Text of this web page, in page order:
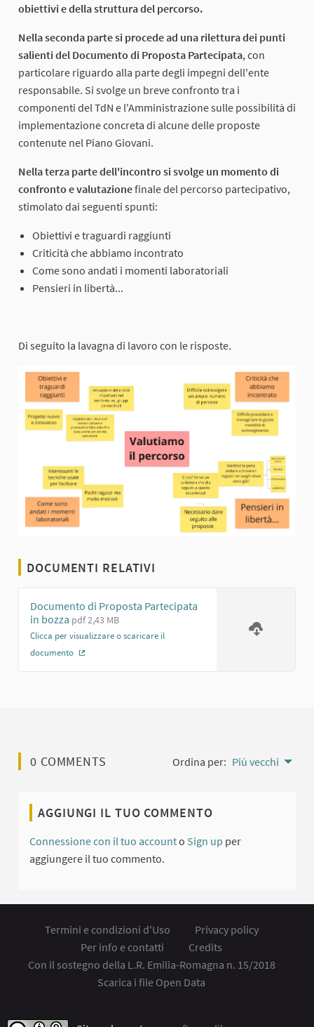
obiettivi e della struttura del percorso.
Nella seconda parte si procede ad una rilettura dei punti
salienti del Documento di Proposta Partecipata, con
particolare riguardo alla parte degli impegni dell'ente
responsabile. Si svolge un breve confronto tra i
componenti del TdN e l'Amministrazione sulle possibilità di
implementazione concreta di alcune delle proposte
contenute nel Piano Giovani.
Nella terza parte dell'incontro si svolge un momento di
confronto e valutazionefinale del percorso partecipativo,
stimolato dai seguenti spunti:
Obiettivi e traguardi raggiunti
Criticità che abbiamo incontrato
Come sono andati i momenti laboratoriali
Pensieri in libertà...
Di seguito la lavagna di lavoro con le risposte.
DOCUMENTI RELATIVI
Documento di Proposta Partecipata
in bozza pdf 2,43 MB
Clicca per visualizzare o scaricare il
documento
0 COMMENTS Ordina per: Più vecchi
AGGIUNGI IL TUO COMMENTO
Connessione con il tuo accounto Sign up per
aggiungere il tuo commento.
Termini e condizioni d'Uso
Privacy policy
Per info e contatti
Credits
Con il sostegno della L.R. Emilia-Romagna n. 15/2018
Scarica i file Open Data